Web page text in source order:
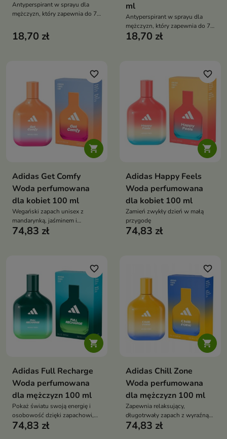
Antyperspirant w sprayu dla
mężczyzn, który zapewnia do 72
nieprzyjemnym zapachem bez
pozostawiania śladów na
18,70 zł
ml
Antyperspirant w sprayu dla
mężczyzn, który zapewnia do 72
godzin ochrony przed potem i
18,70 zł

favorite_border
Adidas Get Comfy
Woda perfumowana
dla kobiet 100 ml
Wegański zapach unisex z
mandarynką, jaśminem i
drzewem sandałowym
74,83 zł

favorite_border
Adidas Happy Feels
Woda perfumowana
dla kobiet 100 ml
Zamień zwykły dzień w małą
przygodę
74,83 zł

favorite_border
Adidas Full Recharge
Woda perfumowana
dla mężczyzn 100 ml
Pokaż światu swoją energię i
osobowość dzięki zapachowi,
który nie zna granic płci
74,83 zł

favorite_border
Adidas Chill Zone
Woda perfumowana
dla mężczyzn 100 ml
Zapewnia relaksujący,
długotrwały zapach z wyraźną
męską nutą
74,83 zł